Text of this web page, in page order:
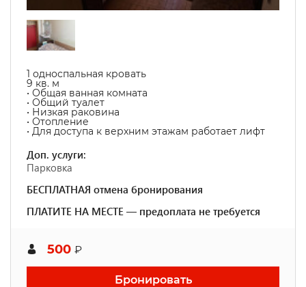
1 односпальная кровать
9 кв. м
• Общая ванная комната
• Общий туалет
• Низкая раковина
• Отопление
• Для доступа к верхним этажам работает лифт
Доп. услуги:
Парковка
БЕСПЛАТНАЯ отмена бронирования
ПЛАТИТЕ НА МЕСТЕ — предоплата не требуется
500 ₽
Бронировать